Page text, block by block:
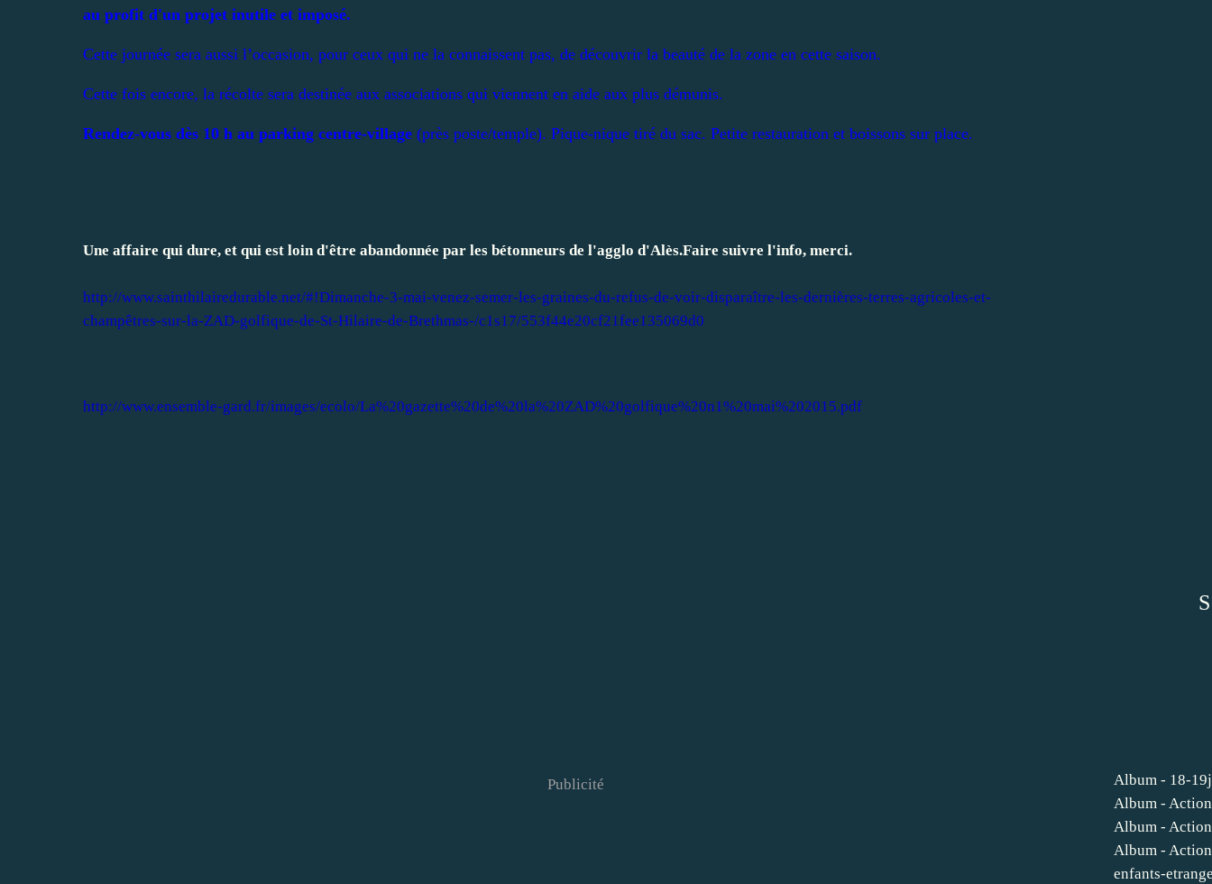
au profit d'un projet inutile et imposé.
Cette journée sera aussi l’occasion, pour ceux qui ne la connaissent pas, de découvrir la beauté de la zone en cette saison.
Cette fois encore, la récolte sera destinée aux associations qui viennent en aide aux plus démunis.
Rendez-vous dès 10 h au parking centre-village (près poste/temple). Pique-nique tiré du sac. Petite restauration et boissons sur place.
Une affaire qui dure, et qui est loin d'être abandonnée par les bétonneurs de l'agglo d'Alès.Faire suivre l'info, merci.
http://www.sainthilairedurable.net/#!Dimanche-3-mai-venez-semer-les-graines-du-refus-de-voir-disparaître-les-dernières-terres-agricoles-et-
champêtres-sur-la-ZAD-golfique-de-St-Hilaire-de-Brethmas-/c1s17/553f44e20cf21fee135069d0
http://www.ensemble-gard.fr/images/ecolo/La%20gazette%20de%20la%20ZAD%20golfique%20n1%20mai%202015.pdf
Publicité
Album - 18-
Album -
Album -
Album -
enfants-